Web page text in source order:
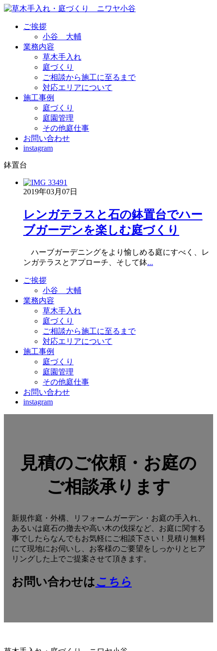
ご挨拶
小谷 大輔
業務内容
草木手入れ
庭づくり
ご相談から施工に至るまで
対応エリアについて
施工事例
庭づくり
庭園管理
その他庭仕事
お問い合わせ
instagram
鉢置台
2019年03月07日
レンガテラスと石の鉢置台でハー
ブガーデンを楽しむ庭づくり
ハーブガーデニングをより愉しめる庭にすべく、レ
ンガテラスとアプローチ、そして鉢...
ご挨拶
小谷 大輔
業務内容
草木手入れ
庭づくり
ご相談から施工に至るまで
対応エリアについて
施工事例
庭づくり
庭園管理
その他庭仕事
お問い合わせ
instagram
見積のご依頼・お庭の
ご相談承ります
新規作庭・外構、リフォームガーデン・お庭の手入れ、
あるいは庭石の撤去や高い木の伐採など、お庭に関する
事でしたらなんでもお気軽にご相談下さい！見積り無料
にて現地にお伺いし、お客様のご要望をしっかりとヒア
リングした上でご提案させて頂きます。
お問い合わせはこちら